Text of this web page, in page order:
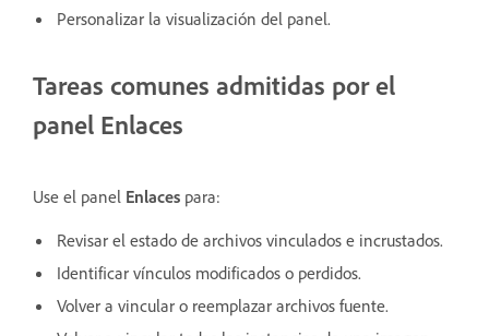
Personalizar la visualización del panel.
Tareas comunes admitidas por el
panel Enlaces
Use el panel Enlaces para:
Revisar el estado de archivos vinculados e incrustados.
Identificar vínculos modificados o perdidos.
Volver a vincular o reemplazar archivos fuente.